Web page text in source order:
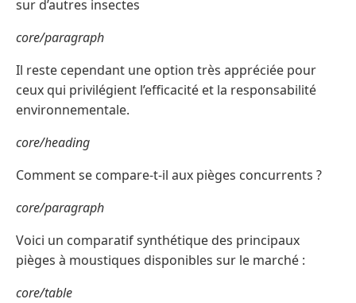
sur d’autres insectes
core/paragraph
Il reste cependant une option très appréciée pour
ceux qui privilégient l’efficacité et la responsabilité
environnementale.
core/heading
Comment se compare-t-il aux pièges concurrents ?
core/paragraph
Voici un comparatif synthétique des principaux
pièges à moustiques disponibles sur le marché :
core/table